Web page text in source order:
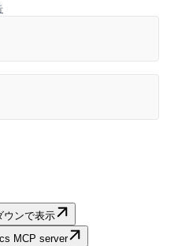
ウンで表示
MCP server